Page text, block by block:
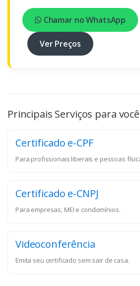
Chamar no WhatsApp
Ver Preços
Principais Serviços para você
Certificado e-CPF
Para profissionais liberais e pessoas
Certificado e-CNPJ
Para empresas, MEI e condomínios.
Videoconferência
Emita seu certificado sem sair de casa.